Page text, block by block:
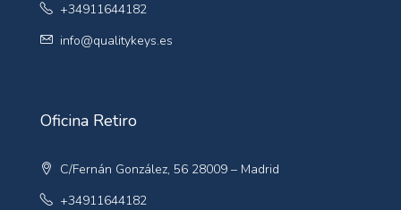
+34911644182
info@qualitykeys.es
Oficina Retiro
C/Fernán González, 56 28009 – Madrid
+34911644182